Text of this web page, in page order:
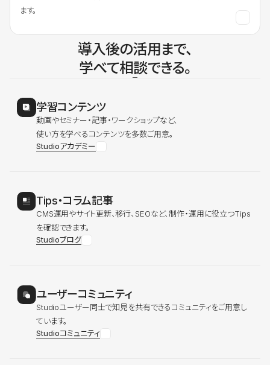
ます。
導入後の活用まで、
学べて相談できる。
学習コンテンツ
動画やセミナー・記事・ワークショップなど、
使い方を学べるコンテンツを多数ご用意。
Studioアカデミー
Tips・コラム記事
CMS運用やサイト更新、移行、SEOなど、制作・運用に役立つTips
を確認できます。
Studioブログ
ユーザーコミュニティ
Studioユーザー同士で知見を共有できるコミュニティをご用意し
ています。
Studioコミュニティ